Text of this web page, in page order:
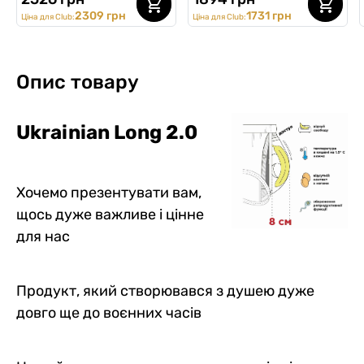
Ціна для Club:2309 грн Ціна для Club:1731 грн
Опис товару
Ukrainian Long 2.0
Хочемо презентувати вам,
щось дуже важливе і цінне
для нас
Продукт, який створювався з душею дуже
довго ще до воєнних часів